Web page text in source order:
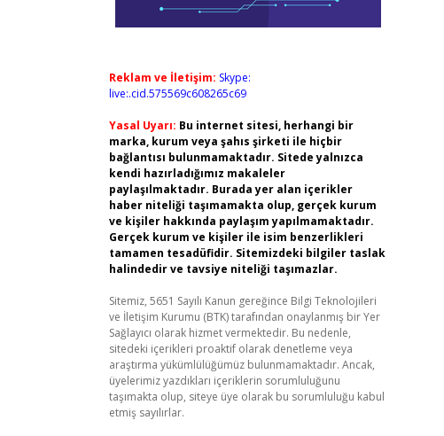
Reklam ve İletişim: Skype:
live:.cid.575569c608265c69
Yasal Uyarı: Bu internet sitesi, herhangi bir
marka, kurum veya şahıs şirketi ile hiçbir
bağlantısı bulunmamaktadır. Sitede yalnızca
kendi hazırladığımız makaleler
paylaşılmaktadır. Burada yer alan içerikler
haber niteliği taşımamakta olup, gerçek kurum
ve kişiler hakkında paylaşım yapılmamaktadır.
Gerçek kurum ve kişiler ile isim benzerlikleri
tamamen tesadüfidir. Sitemizdeki bilgiler taslak
halindedir ve tavsiye niteliği taşımazlar.
Sitemiz, 5651 Sayılı Kanun gereğince Bilgi Teknolojileri
ve İletişim Kurumu (BTK) tarafından onaylanmış bir Yer
Sağlayıcı olarak hizmet vermektedir. Bu nedenle,
sitedeki içerikleri proaktif olarak denetleme veya
araştırma yükümlülüğümüz bulunmamaktadır. Ancak,
üyelerimiz yazdıkları içeriklerin sorumluluğunu
taşımakta olup, siteye üye olarak bu sorumluluğu kabul
etmiş sayılırlar.